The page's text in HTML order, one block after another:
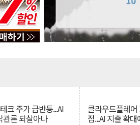
크 주가 급반등...AI
관론 되살아나
클라우드플레
점...AI 지출 확